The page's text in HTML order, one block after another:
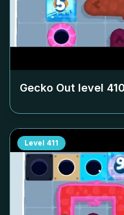
Gecko Out level 410
Level 411